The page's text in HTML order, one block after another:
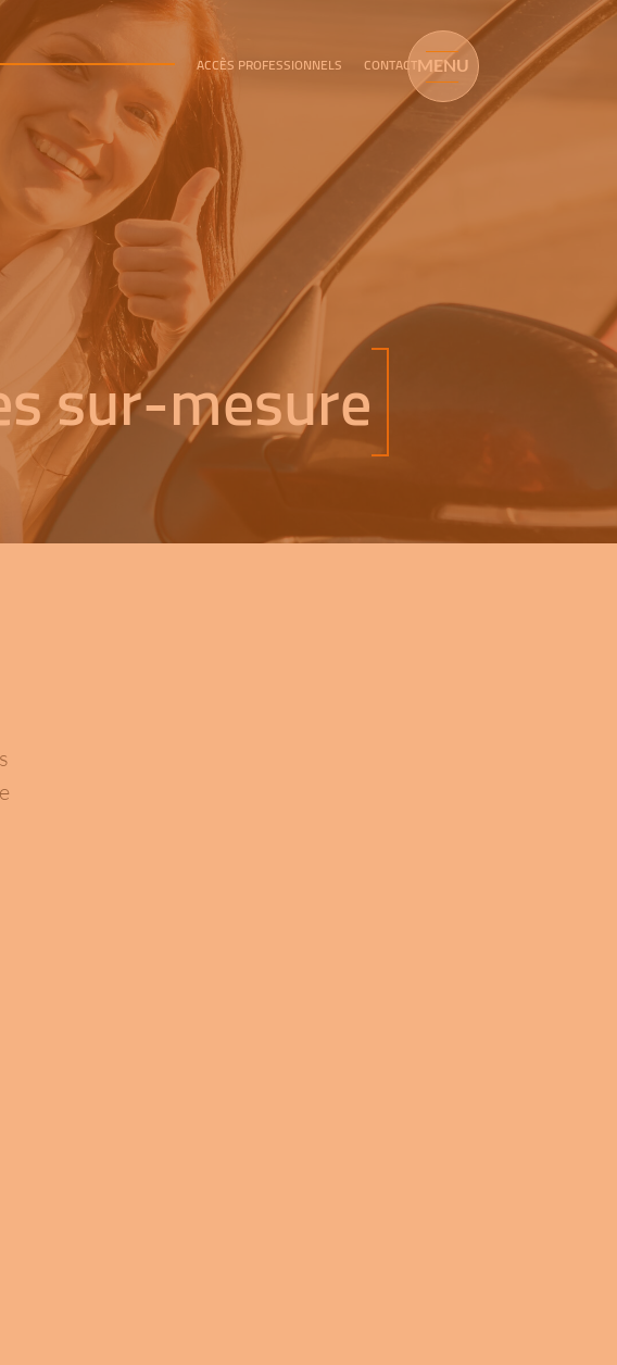
ACCÈS PROFESSIONNELS CONTACTMENU
sur-mesure